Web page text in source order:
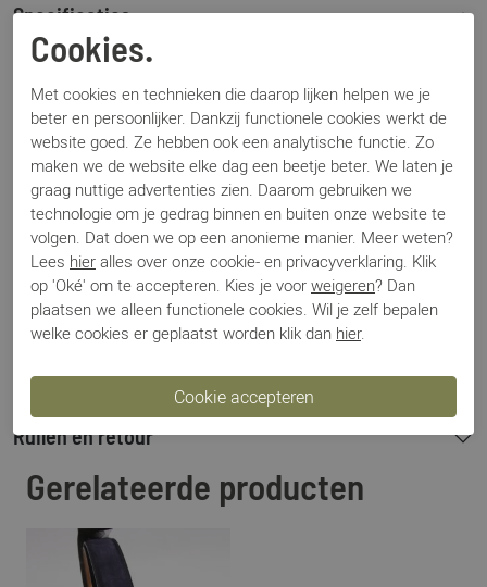
Specificaties
Artikelnummer
22031
Los voetbed
Nee
Categorie
Gespschoenen
Kleur
Blauw
Materiaal
Suede
Bestelcode
000003759
Betalen
Verzenden
Ruilen en retour
Gerelateerde producten
Cookies.
Met cookies en technieken die daarop lijken helpen we je
beter en persoonlijker. Dankzij functionele cookies werkt de
website goed. Ze hebben ook een analytische functie. Zo
maken we de website elke dag een beetje beter. We laten je
graag nuttige advertenties zien. Daarom gebruiken we
technologie om je gedrag binnen en buiten onze website te
volgen. Dat doen we op een anonieme manier. Meer weten?
Lees hier alles over onze cookie- en privacyverklaring. Klik
op 'Oké' om te accepteren. Kies je voor weigeren? Dan
plaatsen we alleen functionele cookies. Wil je zelf bepalen
welke cookies er geplaatst worden klik dan hier.